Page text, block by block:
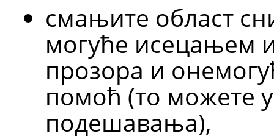
смањите област
могуће исецањем
прозора и
помоћ (то можете
подешавања),